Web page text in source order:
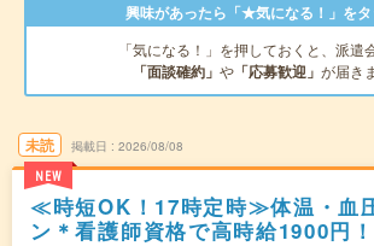
興味があったら「★気になる！」をタ
「気になる！」を押しておくと、派遣
「面談確約」 や 「応募歓迎」 が届き
未読
NEW
掲載日 2026/08/08
≪時短OK！17時定時≫体温・血
ン＊看護師資格で高時給1900円！